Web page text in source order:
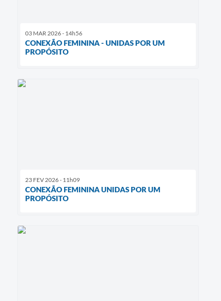
03 MAR 2026 - 14h56
CONEXÃO FEMININA - UNIDAS POR UM
PROPÓSITO
23 FEV 2026 - 11h09
CONEXÃO FEMININA UNIDAS POR UM
PROPÓSITO